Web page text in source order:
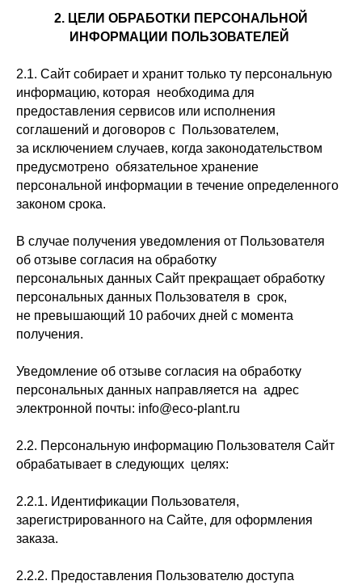
2. ЦЕЛИ ОБРАБОТКИ ПЕРСОНАЛЬНОЙ
ИНФОРМАЦИИ ПОЛЬЗОВАТЕЛЕЙ
2.1. Сайт собирает и хранит только ту персональную
информацию, которая необходима для
предоставления сервисов или исполнения
соглашений и договоров с Пользователем,
за исключением случаев, когда законодательством
предусмотрено обязательное хранение
персональной информации в течение определенного
законом срока.
В случае получения уведомления от Пользователя
об отзыве согласия на обработку
персональных данных Сайт прекращает обработку
персональных данных Пользователя в срок,
не превышающий 10 рабочих дней с момента
получения.
Уведомление об отзыве согласия на обработку
персональных данных направляется на адрес
электронной почты: info@eco-plant.ru
2.2. Персональную информацию Пользователя Сайт
обрабатывает в следующих целях:
2.2.1. Идентификации Пользователя,
зарегистрированного на Сайте, для оформления
заказа.
2.2.2. Предоставления Пользователю доступа